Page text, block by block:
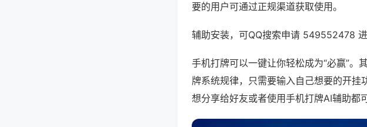
要的用户可通过正规渠道获取使用。
辅助安装，可QQ搜索申请 549552478
手机打牌可以一键让你轻松成为“必赢”。
牌系统规律，只需要输入自己想要的开
想分享给好友或者使用手机打牌AI辅助都